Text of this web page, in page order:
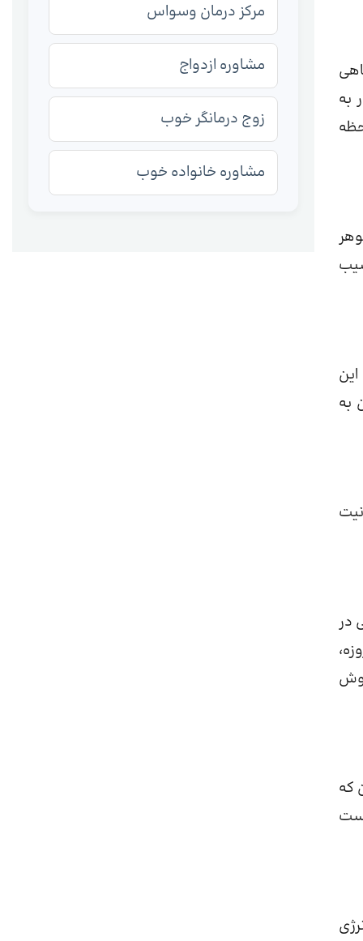
به
به
در
که
مرکز درمان وسواس
مشاوره ازدواج
زوج درمانگر خوب
مشاوره خانواده خوب